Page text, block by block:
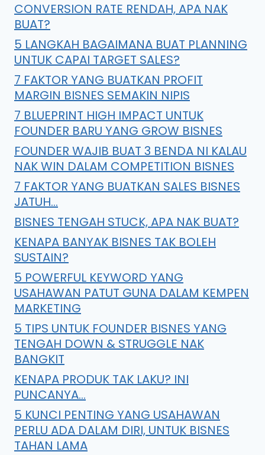
CONVERSION RATE RENDAH, APA NAK
BUAT?
5 LANGKAH BAGAIMANA BUAT PLANNING
UNTUK CAPAI TARGET SALES?
7 FAKTOR YANG BUATKAN PROFIT
MARGIN BISNES SEMAKIN NIPIS
7 BLUEPRINT HIGH IMPACT UNTUK
FOUNDER BARU YANG GROW BISNES
FOUNDER WAJIB BUAT 3 BENDA NI KALAU
NAK WIN DALAM COMPETITION BISNES
7 FAKTOR YANG BUATKAN SALES BISNES
JATUH…
BISNES TENGAH STUCK, APA NAK BUAT?
KENAPA BANYAK BISNES TAK BOLEH
SUSTAIN?
5 POWERFUL KEYWORD YANG
USAHAWAN PATUT GUNA DALAM KEMPEN
MARKETING
5 TIPS UNTUK FOUNDER BISNES YANG
TENGAH DOWN & STRUGGLE NAK
BANGKIT
KENAPA PRODUK TAK LAKU? INI
PUNCANYA…
5 KUNCI PENTING YANG USAHAWAN
PERLU ADA DALAM DIRI, UNTUK BISNES
TAHAN LAMA